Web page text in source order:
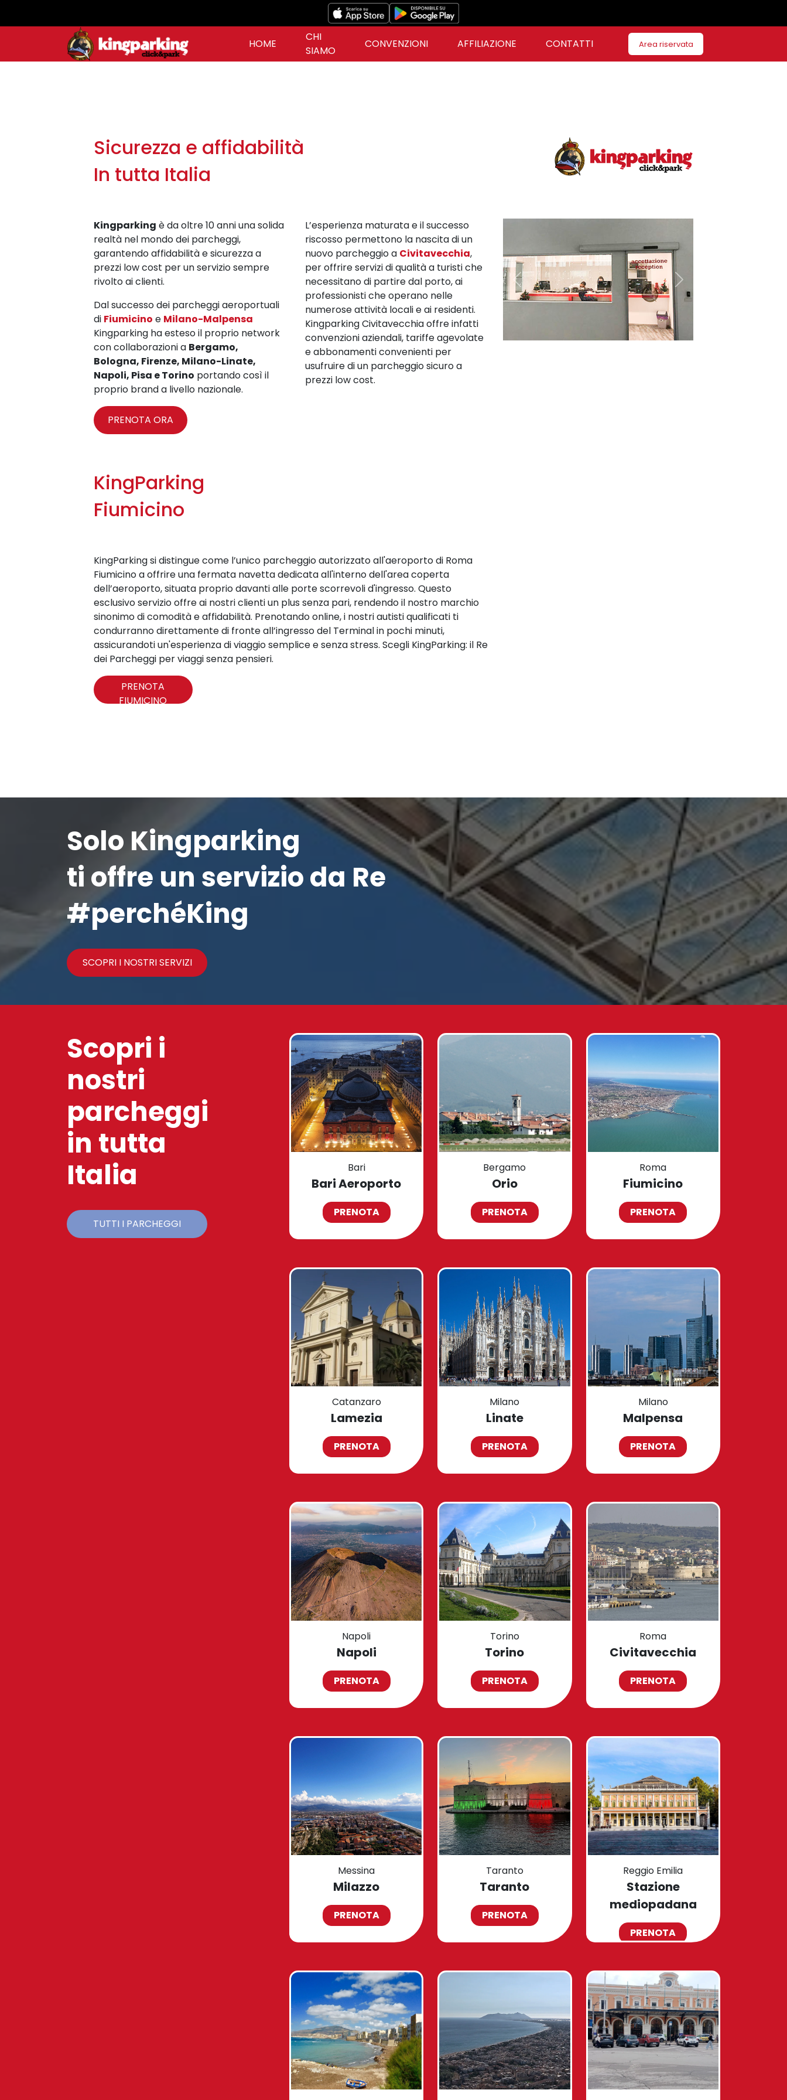
HOME
CHI
SIAMO
CONVENZIONI AFFILIAZIONE CONTATTI Area riservata
Sicurezza e affidabilità
In tutta Italia
Kingparking è da oltre 10 anni una solida
realtà nel mondo dei parcheggi,
garantendo affidabilità e sicurezza a
prezzi low cost per un servizio sempre
rivolto ai clienti.
Dal successo dei parcheggi aeroportuali
di Fiumicino e Milano-Malpensa
Kingparking ha esteso il proprio network
con collaborazioni a Bergamo,
Bologna, Firenze, Milano-Linate,
Napoli, Pisa e Torino portando così il
proprio brand a livello nazionale.
PRENOTA ORA
L’esperienza maturata e il successo
riscosso permettono la nascita di un
nuovo parcheggio a Civitavecchia,
per offrire servizi di qualità a turisti che
necessitano di partire dal porto, ai
professionisti che operano nelle
numerose attività locali e ai residenti.
Kingparking Civitavecchia offre infatti
convenzioni aziendali, tariffe agevolate
e abbonamenti convenienti per
usufruire di un parcheggio sicuro a
prezzi low cost.
Previous Next
KingParking
Fiumicino
KingParking si distingue come l’unico parcheggio autorizzato all'aeroporto di Roma
Fiumicino a offrire una fermata navetta dedicata all'interno dell'area coperta
dell’aeroporto, situata proprio davanti alle porte scorrevoli d'ingresso. Questo
esclusivo servizio offre ai nostri clienti un plus senza pari, rendendo il nostro marchio
sinonimo di comodità e affidabilità. Prenotando online, i nostri autisti qualificati ti
condurranno direttamente di fronte all’ingresso del Terminal in pochi minuti,
assicurandoti un'esperienza di viaggio semplice e senza stress. Scegli KingParking: il Re
dei Parcheggi per viaggi senza pensieri.
PRENOTA
FIUMICINO
Solo Kingparking
ti offre un servizio da Re
#perchéKing
SCOPRI I NOSTRI SERVIZI
Scopri i
nostri
parcheggi
in tutta
Italia
TUTTI I PARCHEGGI
Bari
Bari Aeroporto
PRENOTA
Bergamo
Orio
PRENOTA
Roma
Fiumicino
PRENOTA
Catanzaro
Lamezia
PRENOTA
Milano
Linate
PRENOTA
Milano
Malpensa
PRENOTA
Napoli
Napoli
PRENOTA
Torino
Torino
PRENOTA
Roma
Civitavecchia
PRENOTA
Messina
Milazzo
PRENOTA
Taranto
Taranto
PRENOTA
Reggio Emilia
Stazione
mediopadana
PRENOTA